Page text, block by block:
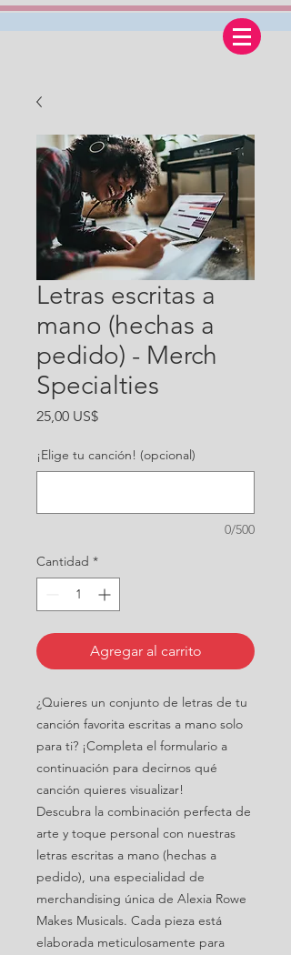
Letras escritas a
mano (hechas a
pedido) - Merch
Specialties
25,00 US$Precio
¡Elige tu canción! (opcional)
0/500
Cantidad *
Agregar al carrito
¿Quieres un conjunto de letras de tu
canción favorita escritas a mano solo
para ti? ¡Completa el formulario a
continuación para decirnos qué
canción quieres visualizar!
Descubra la combinación perfecta de
arte y toque personal con nuestras
letras escritas a mano (hechas a
pedido), una especialidad de
merchandising única de Alexia Rowe
Makes Musicals. Cada pieza está
elaborada meticulosamente para